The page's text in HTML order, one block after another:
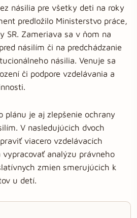
násilia pre všetky deti na roky
predložilo Ministerstvo práce,
SR. Zameriava sa v ňom na
násilím či na predchádzanie
násilia. Venuje sa
či podpore vzdelávania a
plánu je aj zlepšenie ochrany
V nasledujúcich dvoch
viacero vzdelávacích
analýzu právneho
zmien smerujúcich k
u detí.